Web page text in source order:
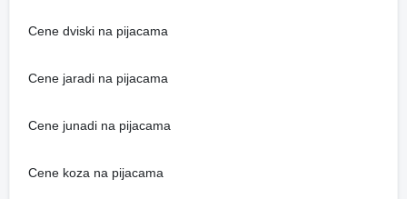
Cene dviski na pijacama
Cene jaradi na pijacama
Cene junadi na pijacama
Cene koza na pijacama